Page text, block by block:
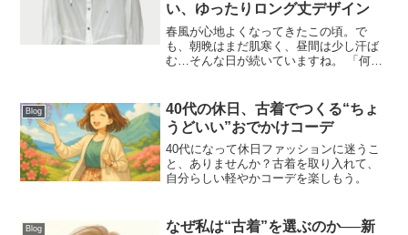
い、ゆったりロング丈デザイン
春風が心地よくなってきたこの頃。で
も、朝晩はまだ肌寒く、昼間は少し汗ば
む…そんな日が続いていますね。 「何を
るのではないでしょうか。今回は、ぼち
ぼちReStyleに登場し...
Blog
40代の休日、古着でつくる“ちょ
うどいい”おでかけコーデ
40代になって休日ファッションに迷うこ
と、ありませんか？古着を取り入れて、
自分らしい軽やかコーデを楽しもう。
Blog
なぜ私は“古着”を選ぶのか──新